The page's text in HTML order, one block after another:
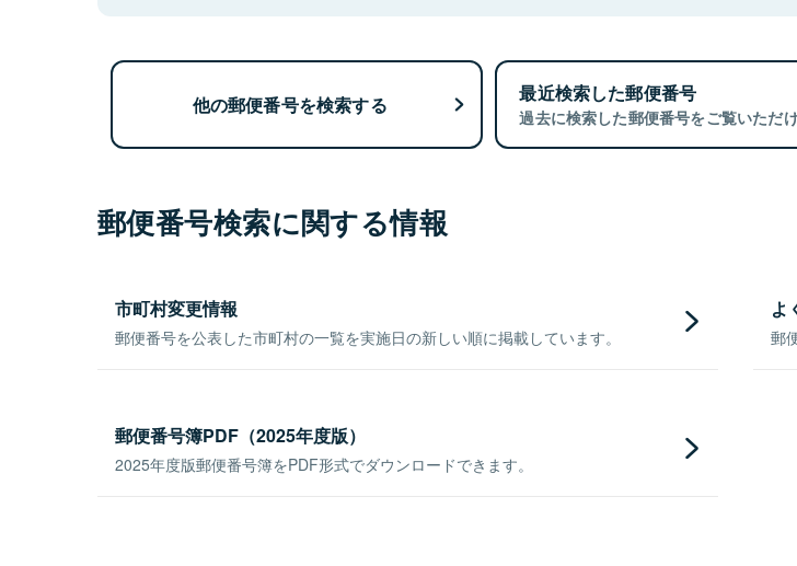
他の郵便番号を検索する 最近検索した郵便番号
過去に検索した郵便番号をご覧いただけ
郵便番号検索に関する情報
市町村変更情報
郵便番号を公表した市町村の一覧を実施日の新しい順に掲載しています。
よ
郵
郵便番号簿PDF（2025年度版）
2025年度版郵便番号簿をPDF形式でダウンロードできます。